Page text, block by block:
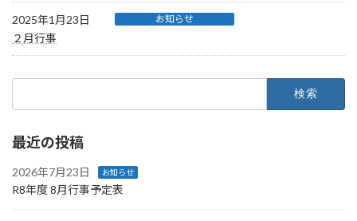
2025年1月23日 お知らせ
２月行事
最近の投稿
2026年7月23日 お知らせ
R8年度 8月行事予定表